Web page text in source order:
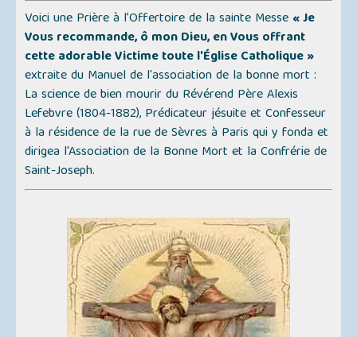
Voici une Prière à l’Offertoire de la sainte Messe « Je
Vous recommande, ô mon Dieu, en Vous offrant
cette adorable Victime toute l'Église Catholique »
extraite du Manuel de l'association de la bonne mort :
La science de bien mourirdu Révérend Père Alexis
Lefebvre (1804-1882), Prédicateur jésuite et Confesseur
à la résidence de la rue de Sèvres à Paris qui y fonda et
dirigea l'Association de la Bonne Mort et la Confrérie de
Saint-Joseph.